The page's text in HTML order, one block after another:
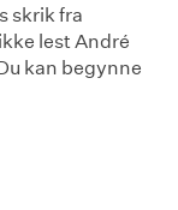
skrik fra
lest André
kan begynne